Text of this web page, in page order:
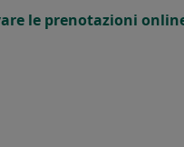
le prenotazioni